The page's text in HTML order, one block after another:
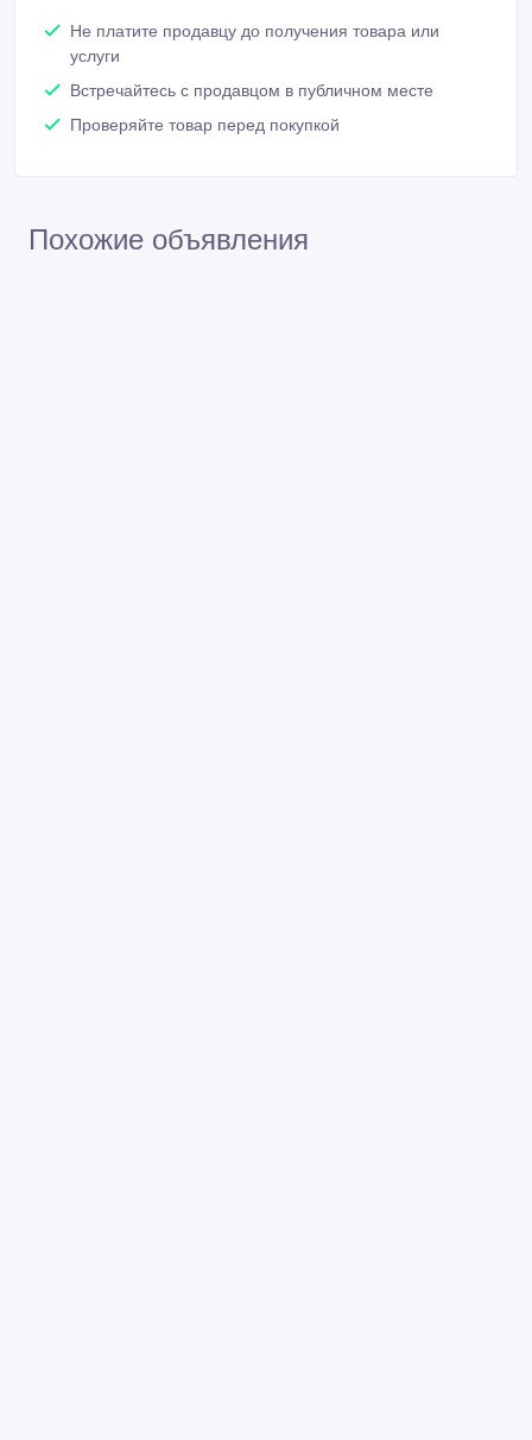
Не платите продавцу до получения товара или
услуги
Встречайтесь с продавцом в публичном месте
Проверяйте товар перед покупкой
Похожие объявления